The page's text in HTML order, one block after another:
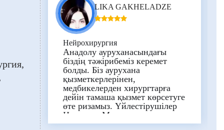
LIKA GAKHELADZE
Нейрохирургия
Анадолу ауруханасындағы
біздің тәжірибеміз керемет
болды. Біз аурухана
қызметкерлерінен,
медбикелерден хирургтарға
дейін тамаша қызмет көрсетуге
өте ризамыз. Үйлестірушілер
Нана мен Марта әр кезеңде өте
көмектесті, аудармашылар